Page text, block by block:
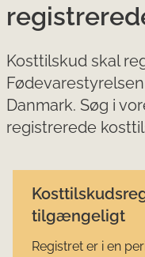
Kosttilskud skal
Danmark. Søg i
registrerede
tilgængeligt
Registret er i en